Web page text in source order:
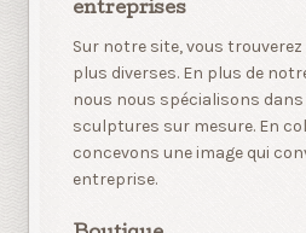
entreprises
Sur notre site, vous
plus diverses. En plus de
nous nous spécialisons
sculptures sur mesure. En
concevons une image qui
entreprise.